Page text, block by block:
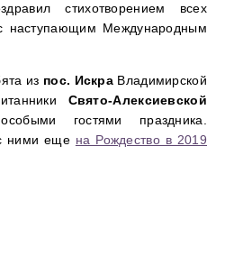
стихотворением всех
наступающим Международным
из пос. Искра Владимирской
Свято-Алексиевской
гостями праздника.
ними еще на Рождество в 2019